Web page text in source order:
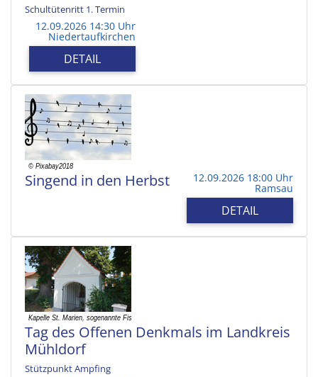
Schultütenritt 1. Termin
12.09.2026 14:30 Uhr
Niedertaufkirchen
DETAIL
Singend in den Herbst 12.09.2026 18:00 Uhr
Ramsau
DETAIL
Tag des Offenen Denkmals im Landkreis
Mühldorf
Stützpunkt Ampfing